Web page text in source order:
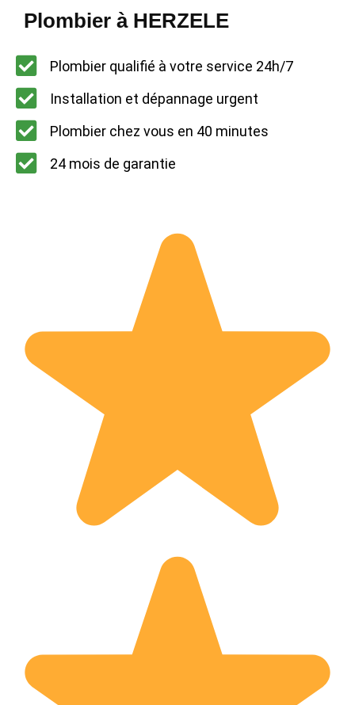
Plombier à HERZELE
Plombier qualifié à votre service 24h/7
Installation et dépannage urgent
Plombier chez vous en 40 minutes
24 mois de garantie